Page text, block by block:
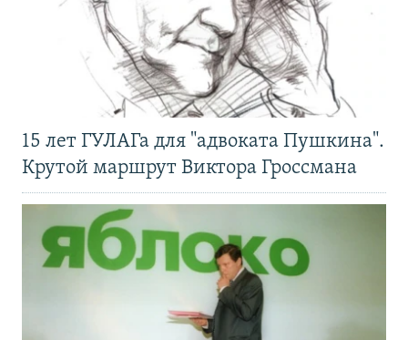
15 лет ГУЛАГа для "адвоката Пушкина".
Крутой маршрут Виктора Гроссмана